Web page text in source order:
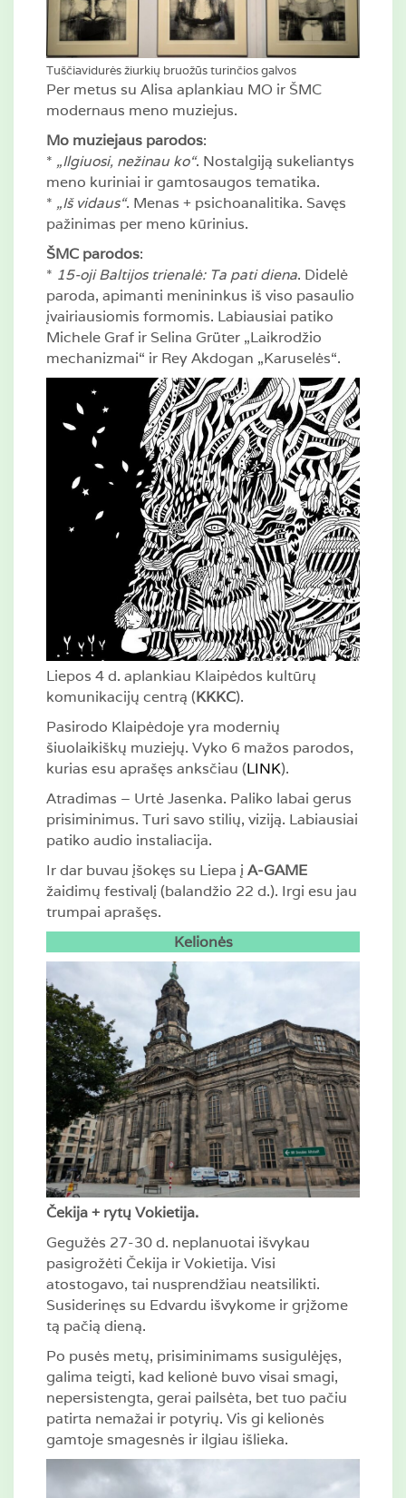
Tuščiavidurės žiurkių bruožūs turinčios galvos
Per metus su Alisa aplankiau MO ir ŠMC
modernaus meno muziejus.
Mo muziejaus parodos:
* „Ilgiuosi, nežinau ko“. Nostalgiją sukeliantys
meno kuriniai ir gamtosaugos tematika.
* „Iš vidaus“. Menas + psichoanalitika. Savęs
pažinimas per meno kūrinius.
ŠMC parodos:
* 15-oji Baltijos trienalė: Ta pati diena. Didelė
paroda, apimanti menininkus iš viso pasaulio
įvairiausiomis formomis. Labiausiai patiko
Michele Graf ir Selina Grüter „Laikrodžio
mechanizmai“ ir Rey Akdogan „Karuselės“.
Liepos 4 d. aplankiau Klaipėdos kultūrų
komunikacijų centrą (KKKC).
Pasirodo Klaipėdoje yra modernių
šiuolaikiškų muziejų. Vyko 6 mažos parodos,
kurias esu aprašęs anksčiau (LINK).
Atradimas – Urtė Jasenka. Paliko labai gerus
prisiminimus. Turi savo stilių, viziją. Labiausiai
patiko audio instaliacija.
Ir dar buvau įšokęs su Liepa į A-GAME
žaidimų festivalį (balandžio 22 d.). Irgi esu jau
trumpai aprašęs.
Kelionės
Čekija + rytų Vokietija.
Gegužės 27-30 d. neplanuotai išvykau
pasigrožėti Čekija ir Vokietija. Visi
atostogavo, tai nusprendžiau neatsilikti.
Susiderinęs su Edvardu išvykome ir grįžome
tą pačią dieną.
Po pusės metų, prisiminimams susigulėjęs,
galima teigti, kad kelionė buvo visai smagi,
nepersistengta, gerai pailsėta, bet tuo pačiu
patirta nemažai ir potyrių. Vis gi kelionės
gamtoje smagesnės ir ilgiau išlieka.